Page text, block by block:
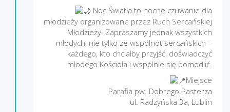
Noc Światła to nocne czuwanie dla
młodzieży organizowane przez Ruch Sercańskiej
Młodzieży. Zapraszamy jednak wszystkich
młodych, nie tylko ze wspólnot sercańskich –
każdego, kto chciałby przyjść, doświadczyć
młodego Kościoła i wspólnie się pomodlić.
Miejsce
Parafia pw. Dobrego Pasterza
ul. Radzyńska 3a, Lublin